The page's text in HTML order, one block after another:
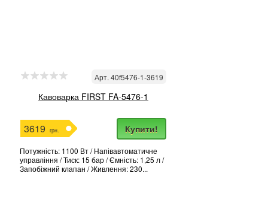
Арт. 40f5476-1-3619
Кавоварка FIRST FA-5476-1
3619 грн. Купити!
Потужність: 1100 Вт / Напівавтоматичне
управління / Тиск: 15 бар / Ємність: 1,25 л /
Запобіжний клапан / Живлення: 230...